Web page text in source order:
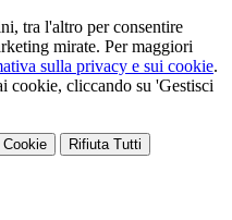
tra l'altro per consentire
mirate. Per maggiori
sulla privacy e sui cookie.
cookie, cliccando su 'Gestisci
Rifiuta Tutti